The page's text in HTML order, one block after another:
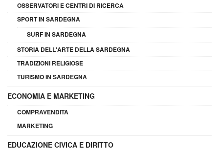
OSSERVATORI E CENTRI DI RICERCA
SPORT IN SARDEGNA
SURF IN SARDEGNA
STORIA DELL'ARTE DELLA SARDEGNA
TRADIZIONI RELIGIOSE
TURISMO IN SARDEGNA
ECONOMIA E MARKETING
COMPRAVENDITA
MARKETING
EDUCAZIONE CIVICA E DIRITTO